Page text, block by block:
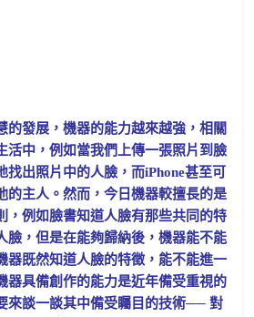
的發展，機器的能力越來越強，相關
活中，例如當我們上傳一張照片到臉
找出照片中的人臉，而iPhone甚至可
的主人。然而，今日機器較擅長的是
，例如臉書知道人臉有那些共同的特
臉，但是在能夠歸納後，機器能不能
器既然知道人臉的特徵，能不能進一
器具備創作的能力是近年備受重視的
來談一談其中備受矚目的技術── 對